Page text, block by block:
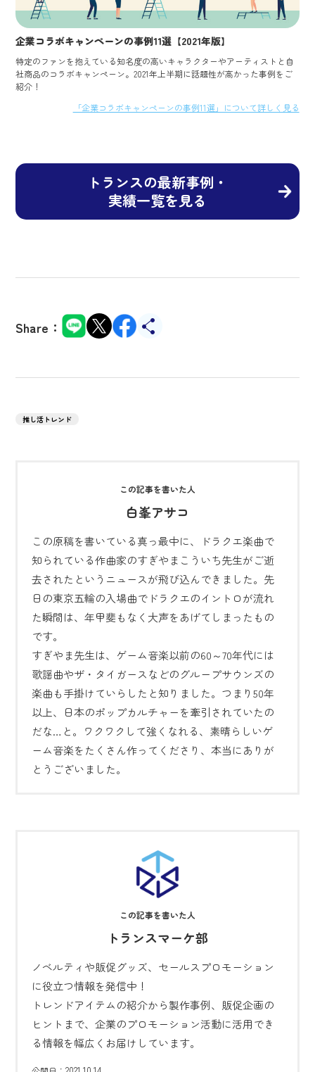
企業コラボキャンペーンの事例11選【2021年版】
特定のファンを抱えている知名度の高いキャラクターやアーティストと自
社商品のコラボキャンペーン。2021年上半期に話題性が高かった事例をご
紹介！
「企業コラボキャンペーンの事例11選」について詳しく見る
トランスの最新事例・
実績一覧を見る
Share：
推し活トレンド
白峯アサコ
この原稿を書いている真っ最中に、ドラクエ楽曲で
知られている作曲家のすぎやまこういち先生がご逝
去されたというニュースが飛び込んできました。先
日の東京五輪の入場曲でドラクエのイントロが流れ
た瞬間は、年甲斐もなく大声をあげてしまったもの
です。
すぎやま先生は、ゲーム音楽以前の60～70年代には
歌謡曲やザ・タイガースなどのグループサウンズの
楽曲も手掛けていらしたと知りました。つまり50年
以上、日本のポップカルチャーを牽引されていたの
だな…と。ワクワクして強くなれる、素晴らしいゲ
ーム音楽をたくさん作ってくださり、本当にありが
とうございました。
トランスマーケ部
ノベルティや販促グッズ、セールスプロモーション
に役立つ情報を発信中！
トレンドアイテムの紹介から製作事例、販促企画の
ヒントまで、企業のプロモーション活動に活用でき
る情報を幅広くお届けしています。